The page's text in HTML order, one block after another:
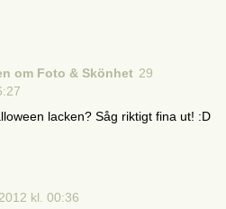
om Foto & Skönhet 29
lacken? Såg riktigt fina ut! :D
kl. 00:36